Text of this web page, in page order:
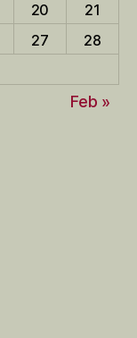
20
21
27
28
Feb »